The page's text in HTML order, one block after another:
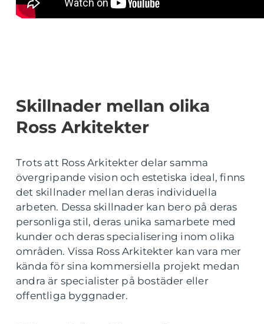
Skillnader mellan olika
Ross Arkitekter
Trots att Ross Arkitekter delar samma
övergripande vision och estetiska ideal, finns
det skillnader mellan deras individuella
arbeten. Dessa skillnader kan bero på deras
personliga stil, deras unika samarbete med
kunder och deras specialisering inom olika
områden. Vissa Ross Arkitekter kan vara mer
kända för sina kommersiella projekt medan
andra är specialister på bostäder eller
offentliga byggnader.